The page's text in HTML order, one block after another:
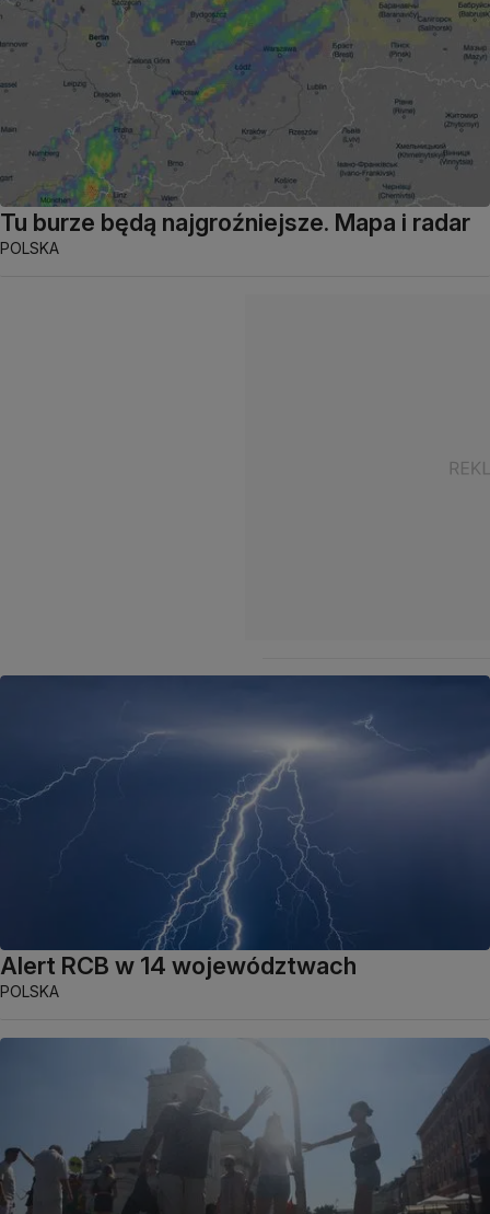
Tu burze będą najgroźniejsze. Mapa i radar
POLSKA
Alert RCB w 14 województwach
POLSKA